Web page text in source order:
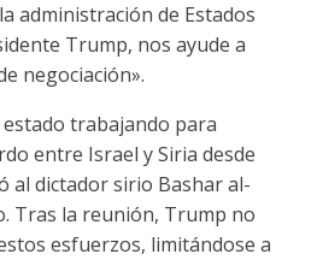
administración de Estados
Trump, nos ayude a
negociación».
trabajando para
entre Israel y Siria desde
al dictador sirio Bashar al-
Tras la reunión, Trump no
esfuerzos, limitándose a